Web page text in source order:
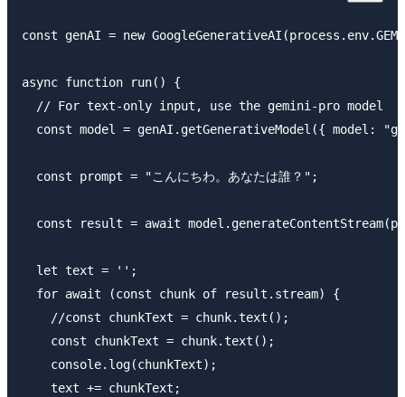
const genAI = new
async function run() {
  // For text-only input, use the gemini-pro model
const model = genAI.getGenerativeModel({ model:
  const prompt = "こんにちわ。あなたは誰？";
const result = await
  let text = '';
  for await (const chunk of result.stream) {
    //const chunkText = chunk.text();
    const chunkText = chunk.text();
    console.log(chunkText);
    text += chunkText;